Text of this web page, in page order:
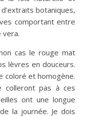
botaniques,
comportant entre
vera.
cas le rouge mat
lèvres en douceurs.
coloré et homogène.
colleront pas à ces
ont une longue
la journée. Je dois